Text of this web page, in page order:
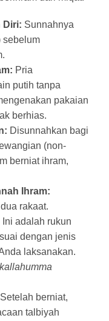
Diri: Sunnahnya
sebelum
Pria
putih tanpa
pakaian
berhias.
Disunnahkan bagi
(non-
berniat ihram,
Ihram:
rakaat.
Ini adalah rukun
dengan jenis
laksanakan.
Setelah berniat,
talbiyah